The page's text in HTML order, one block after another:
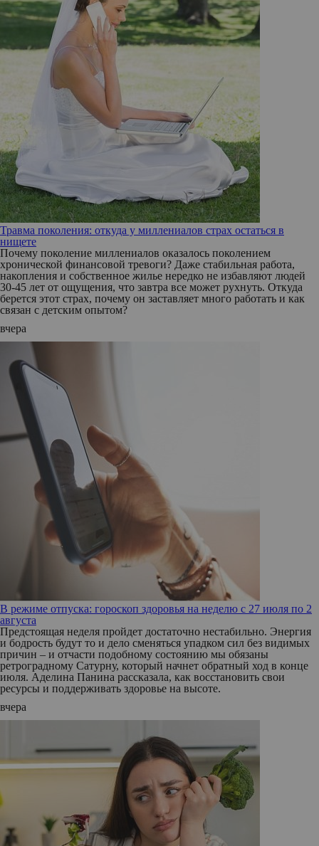
Травма поколения: откуда у миллениалов страх остаться в
нищете
Почему поколение миллениалов оказалось поколением
хронической финансовой тревоги? Даже стабильная работа,
накопления и собственное жилье нередко не избавляют людей
30-45 лет от ощущения, что завтра все может рухнуть. Откуда
берется этот страх, почему он заставляет много работать и как
связан с детским опытом?
вчера
В режиме отпуска: гороскоп здоровья на неделю с 27 июля по 2
августа
Предстоящая неделя пройдет достаточно нестабильно. Энергия
и бодрость будут то и дело сменяться упадком сил без видимых
причин – и отчасти подобному состоянию мы обязаны
ретроградному Сатурну, который начнет обратный ход в конце
июля. Аделина Панина рассказала, как восстановить свои
ресурсы и поддерживать здоровье на высоте.
вчера